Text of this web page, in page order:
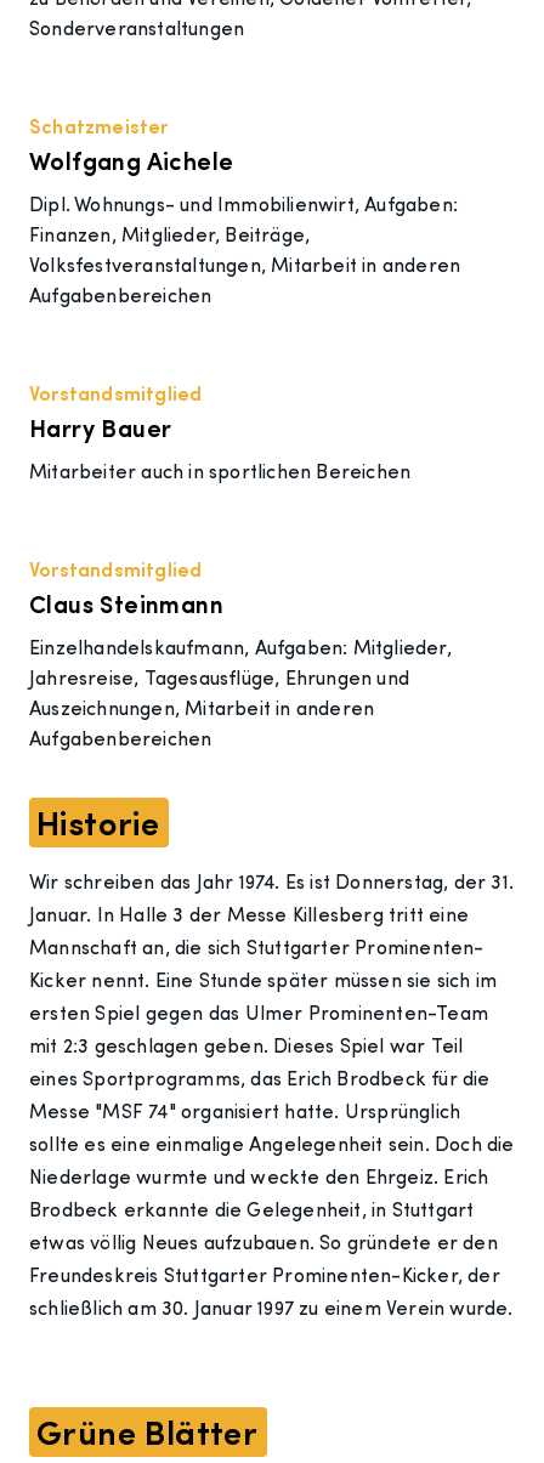
Sonderveranstaltungen
Schatzmeister
Wolfgang Aichele
Dipl. Wohnungs- und Immobilienwirt, Aufgaben:
Finanzen, Mitglieder, Beiträge,
Volksfestveranstaltungen, Mitarbeit in anderen
Aufgabenbereichen
Vorstandsmitglied
Harry Bauer
Mitarbeiter auch in sportlichen Bereichen
Vorstandsmitglied
Claus Steinmann
Einzelhandelskaufmann, Aufgaben: Mitglieder,
Jahresreise, Tagesausflüge, Ehrungen und
Auszeichnungen, Mitarbeit in anderen
Aufgabenbereichen
Historie
Wir schreiben das Jahr 1974. Es ist Donnerstag, der 31.
Januar. In Halle 3 der Messe Killesberg tritt eine
Mannschaft an, die sich Stuttgarter Prominenten-
Kicker nennt. Eine Stunde später müssen sie sich im
ersten Spiel gegen das Ulmer Prominenten-Team
mit 2:3 geschlagen geben. Dieses Spiel war Teil
eines Sportprogramms, das Erich Brodbeck für die
Messe "MSF 74" organisiert hatte. Ursprünglich
sollte es eine einmalige Angelegenheit sein. Doch die
Niederlage wurmte und weckte den Ehrgeiz. Erich
Brodbeck erkannte die Gelegenheit, in Stuttgart
etwas völlig Neues aufzubauen. So gründete er den
Freundeskreis Stuttgarter Prominenten-Kicker, der
schließlich am 30. Januar 1997 zu einem Verein wurde.
Grüne Blätter